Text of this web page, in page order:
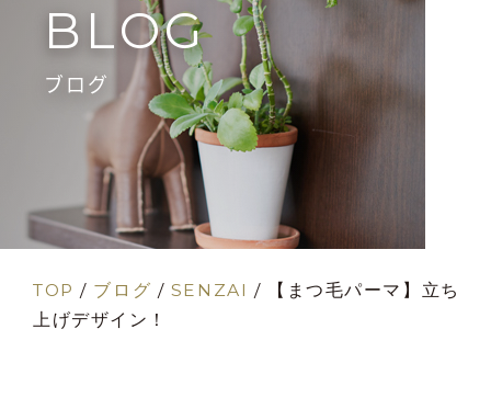
BLOG
ブログ
TOP / ブログ / SENZAI /
【まつ毛パーマ】立ち
上げデザイン！